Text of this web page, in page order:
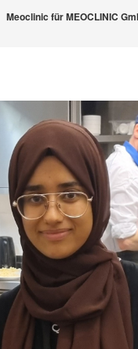
Meoclinic für MEOCLINIC